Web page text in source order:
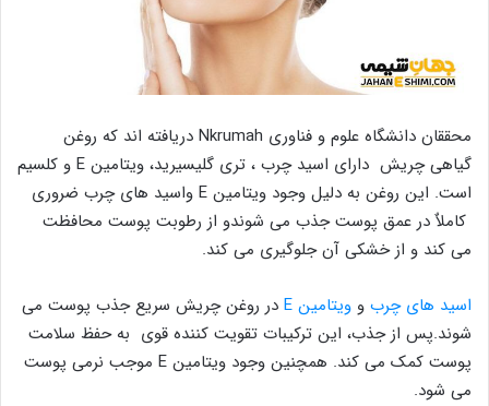
محققان دانشگاه علوم و فناوری Nkrumah دریافته اند که روغن
گیاهی چریش دارای اسید چرب ، تری گلیسیرید، ویتامین E و کلسیم
است. این روغن به دلیل وجود ویتامین E واسید های چرب ضروری
کاملاٌ در عمق پوست جذب می شوندو از رطوبت پوست محافظت
می کند و از خشکی آن جلوگیری می کند.
اسید های چرب و ویتامین E
در روغن چریش سریع جذب پوست می
شوند.پس از جذب، این ترکیبات تقویت کننده قوی به حفظ سلامت
پوست کمک می کند. همچنین وجود ویتامین E موجب نرمی پوست
می شود.